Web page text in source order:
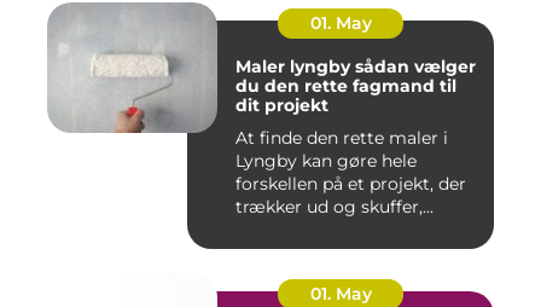
01. May
Maler lyngby sådan vælger
du den rette fagmand til
dit projekt
At finde den rette maler i
Lyngby kan gøre hele
forskellen på et projekt, der
trækker ud og skuffer,...
01. May